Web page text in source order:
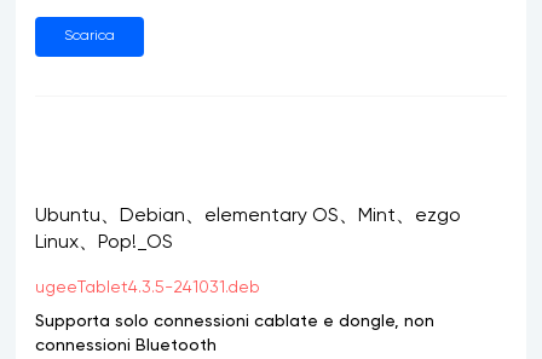
Scarica
Ubuntu、Debian、elementary OS、Mint、ezgo
Linux、Pop!_OS
ugeeTablet4.3.5-241031.deb
Supporta solo connessioni cablate e dongle, non
connessioni Bluetooth